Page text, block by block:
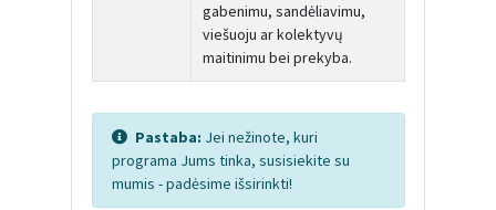
gabenimu, sandėliavimu,
viešuoju ar kolektyvų
maitinimu bei prekyba.
Pastaba: Jei nežinote, kuri
programa Jums tinka, susisiekite su
mumis - padėsime išsirinkti!